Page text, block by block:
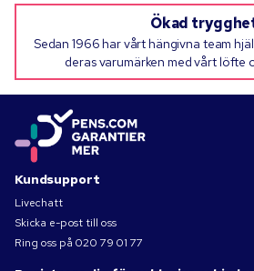
Ökad
Sedan 1966 har vårt hängivna team
deras varumärken med vårt löfte
Kundsupport
Livechatt
Skicka e-post till oss
Ring oss på 020 79 01 77